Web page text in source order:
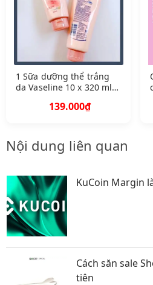
1 Sữa dưỡng thể trắng
da Vaseline 10 x 320 ml
139.000₫
Nội dung liên quan
KuCoin Margin
Cách săn sale
tiên